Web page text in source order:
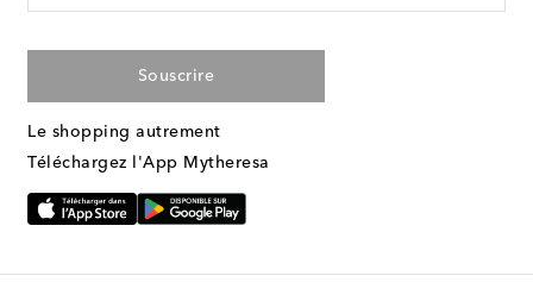
Souscrire
Le shopping autrement
Téléchargez l'App Mytheresa